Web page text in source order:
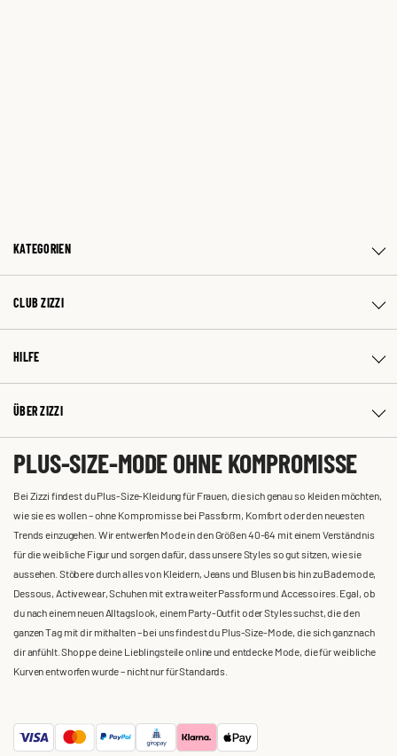
KATEGORIEN
CLUB ZIZZI
HILFE
ÜBER ZIZZI
PLUS-SIZE-MODE OHNE KOMPROMISSE
Bei Zizzi findest du Plus-Size-Kleidung für Frauen, die sich genau so kleiden möchten,
wie sie es wollen – ohne Kompromisse bei Passform, Komfort oder den neuesten
Trends einzugehen. Wir entwerfen Mode in den Größen 40-64 mit einem Verständnis
für die weibliche Figur und sorgen dafür, dass unsere Styles so gut sitzen, wie sie
aussehen. Stöbere durch alles von Kleidern, Jeans und Blusen bis hin zu Bademode,
Dessous, Activewear, Schuhen mit extra weiter Passform und Accessoires. Egal, ob
du nach einem neuen Alltagslook, einem Party-Outfit oder Styles suchst, die den
ganzen Tag mit dir mithalten – bei uns findest du Plus-Size-Mode, die sich ganz nach
dir anfühlt. Shoppe deine Lieblingsteile online und entdecke Mode, die für weibliche
Kurven entworfen wurde – nicht nur für Standards.